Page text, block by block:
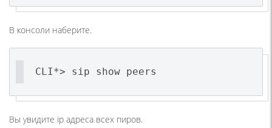
В консоли наберите.
CLI*> sip show peers
Вы увидите ip адреса всех пиров.